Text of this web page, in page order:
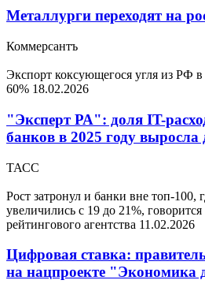
Металлурги переходят на
Коммерсантъ
Экспорт коксующегося угля из РФ
60% 18.02.2026
"Эксперт РА": доля IT-
банков в 2025 году выросла
ТАСС
Рост затронул и банки вне топ-100,
увеличились с 19 до 21%,
рейтингового агентства 11.02.2026
Цифровая ставка:
на нацпроекте "Экономика